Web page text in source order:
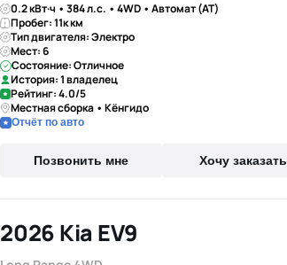
0.2 кВт·ч • 384 л.с. • 4WD • Автомат (AT)
Пробег: 11к км
Тип двигателя: Электро
Мест: 6
Состояние: Отличное
История: 1 владелец
Рейтинг: 4.0/5
Местная сборка • Кёнгидо
Отчёт по авто
Позвонить мне Хочу заказать
2026 Kia EV9